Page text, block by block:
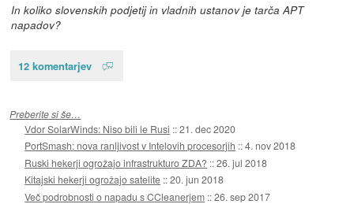
In koliko slovenskih podjetij in vladnih ustanov je tarča APT
napadov?
12 komentarjev
Preberite si še…
Vdor SolarWinds: Niso bili le Rusi ::21. dec 2020
PortSmash: nova ranljivost v Intelovih procesorjih ::4. nov 2018
Ruski hekerji ogrožajo infrastrukturo ZDA? ::26. jul 2018
Kitajski hekerji ogrožajo satelite ::20. jun 2018
Več podrobnosti o napadu s CCleanerjem ::26. sep 2017